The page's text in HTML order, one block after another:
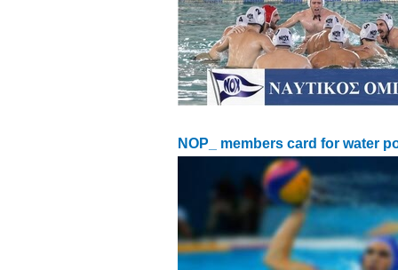
NOP_ members card for water